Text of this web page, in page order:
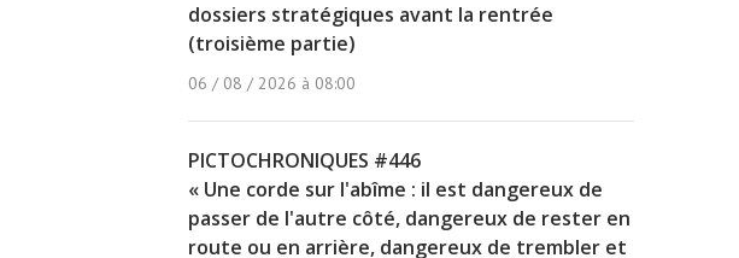
dossiers stratégiques avant la rentrée
(troisième partie)
06 / 08 / 2026 à 08:00
PICTOCHRONIQUES #446
« Une corde sur l'abîme : il est dangereux de
passer de l'autre côté, dangereux de rester en
route ou en arrière, dangereux de trembler et